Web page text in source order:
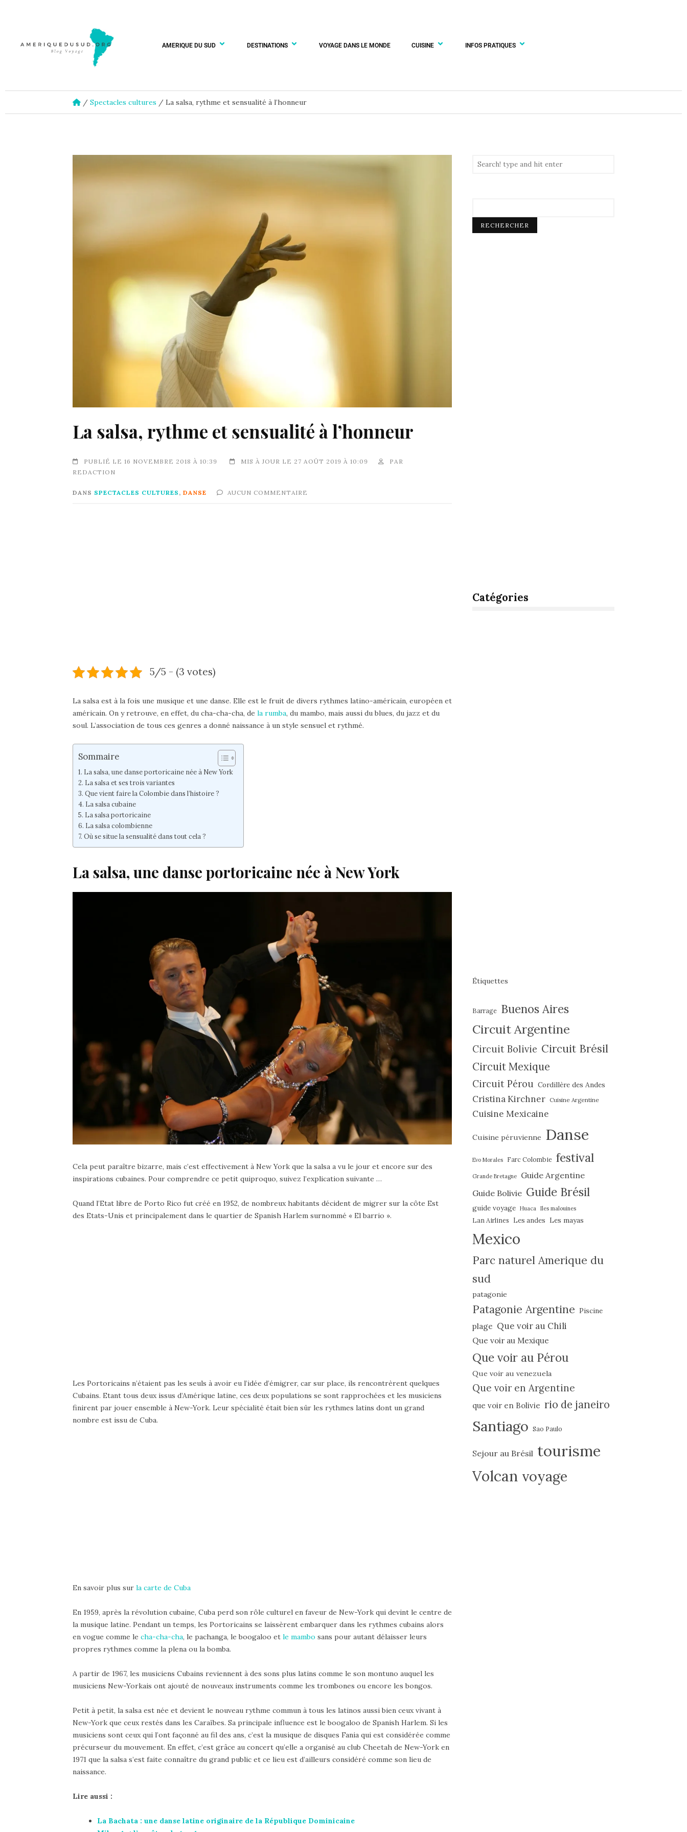
AMERIQUE DU SUD DESTINATIONS VOYAGE DANS LE MONDE CUISINE INFOS PRATIQUES
/ Spectacles cultures / La salsa, rythme et sensualité à l’honneur
La salsa, rythme et sensualité à l’honneur
PUBLIÉ LE 16 NOVEMBRE 2018 À 10:39 MIS À JOUR LE 27 AOÛT 2019 À 10:09
PAR
REDACTION
DANS SPECTACLES CULTURES , DANSE AUCUN COMMENTAIRE
5/5 - (3 votes)
La salsa est à la fois une musique et une danse. Elle est le fruit de divers rythmes latino-américain, européen et
américain. On y retrouve, en effet, du cha-cha-cha, de la rumba, du mambo, mais aussi du blues, du jazz et du
soul. L’association de tous ces genres a donné naissance à un style sensuel et rythmé.
Sommaire
La salsa, une danse portoricaine née à New York
La salsa et ses trois variantes
Que vient faire la Colombie dans l’histoire ?
La salsa cubaine
La salsa portoricaine
La salsa colombienne
Où se situe la sensualité dans tout cela ?
La salsa, une danse portoricaine née à New York
Cela peut paraître bizarre, mais c’est effectivement à New York que la salsa a vu le jour et encore sur des
inspirations cubaines. Pour comprendre ce petit quiproquo, suivez l’explication suivante …
Quand l’Etat libre de Porto Rico fut créé en 1952, de nombreux habitants décident de migrer sur la côte Est
des Etats-Unis et principalement dans le quartier de Spanish Harlem surnommé « El barrio ».
Les Portoricains n’étaient pas les seuls à avoir eu l’idée d’émigrer, car sur place, ils rencontrèrent quelques
Cubains. Etant tous deux issus d’Amérique latine, ces deux populations se sont rapprochées et les musiciens
finirent par jouer ensemble à New-York. Leur spécialité était bien sûr les rythmes latins dont un grand
nombre est issu de Cuba.
En savoir plus sur la carte de Cuba
En 1959, après la révolution cubaine, Cuba perd son rôle culturel en faveur de New-York qui devint le centre de
la musique latine. Pendant un temps, les Portoricains se laissèrent embarquer dans les rythmes cubains alors
en vogue comme le cha-cha-cha, le pachanga, le boogaloo et le mambo sans pour autant délaisser leurs
propres rythmes comme la plena ou la bomba.
A partir de 1967, les musiciens Cubains reviennent à des sons plus latins comme le son montuno auquel les
musiciens New-Yorkais ont ajouté de nouveaux instruments comme les trombones ou encore les bongos.
Petit à petit, la salsa est née et devient le nouveau rythme commun à tous les latinos aussi bien ceux vivant à
New-York que ceux restés dans les Caraïbes. Sa principale influence est le boogaloo de Spanish Harlem. Si les
musiciens sont ceux qui l’ont façonné au fil des ans, c’est la musique de disques Fania qui est considérée comme
précurseur du mouvement. En effet, c’est grâce au concert qu’elle a organisé au club Cheetah de New-York en
1971 que la salsa s’est faite connaître du grand public et ce lieu est d’ailleurs considéré comme son lieu de
naissance.
Lire aussi :
La Bachata : une danse latine originaire de la République Dominicaine
RECHERCHER
Catégories
Étiquettes
Barrage Buenos Aires
Circuit Argentine
Circuit Bolivie Circuit Brésil
Circuit Mexique
Circuit Pérou Cordillère des Andes
Cristina Kirchner Cuisine Argentine
Cuisine Mexicaine
Cuisine péruvienne Danse
Evo Morales Farc Colombie festival
Grande Bretagne
Guide Argentine
Guide Bolivie Guide Brésil
guide voyage Huaca Iles malouines
Lan Airlines Les andes Les mayas
Mexico
Parc naturel Amerique du
sud
patagonie
Patagonie Argentine Piscine
plage Que voir au Chili
Que voir au Mexique
Que voir au Pérou
Que voir au venezuela
Que voir en Argentine
que voir en Bolivie rio de janeiro
Santiago Sao Paulo
Sejour au Brésil tourisme
Volcan voyage